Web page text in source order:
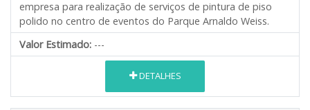
empresa para realização de serviços de pintura de piso
polido no centro de eventos do Parque Arnaldo Weiss.
Valor Estimado: ---
DETALHES